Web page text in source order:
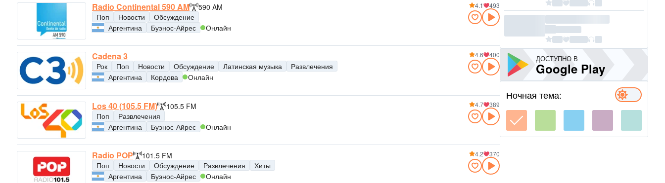
Radio Continental 590 AM
590 AM
Поп
Новости
Обсуждение
Аргентина
Буэнос-Айрес Онлайн
4.1 493
Cadena 3
Рок Поп Новости Обсуждение Латинская музыка
Развлечения
Аргентина
Кордова Онлайн
4.6 400
Los 40 (105.5 FM)
105.5 FM
Поп
Развлечения
Аргентина
Буэнос-Айрес Онлайн
4.7 389
Radio POP
101.5 FM
Поп
Новости Обсуждение Развлечения
Хиты
Аргентина
Буэнос-Айрес Онлайн
4.2 370
ДОСТУПНО В
Google Play
Ночная тема: